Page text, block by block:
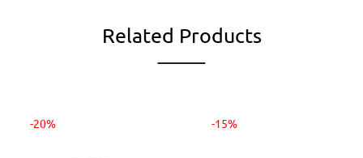
Related Products
-20% -15%